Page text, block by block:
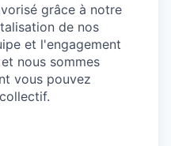
grâce à notre
de nos
et l'engagement
nous sommes
vous pouvez